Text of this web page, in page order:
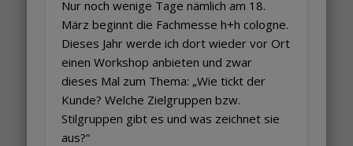
Nur noch wenige Tage nämlich am 18.
März beginnt die Fachmesse h+h cologne.
Dieses Jahr werde ich dort wieder vor Ort
einen Workshop anbieten und zwar
dieses Mal zum Thema: „Wie tickt der
Kunde? Welche Zielgruppen bzw.
Stilgruppen gibt es und was zeichnet sie
aus?“